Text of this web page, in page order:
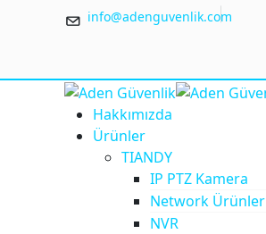
info@adenguvenlik.com
Hakkımızda
Ürünler
TIANDY
IP PTZ Kamera
Network Ürünler
NVR